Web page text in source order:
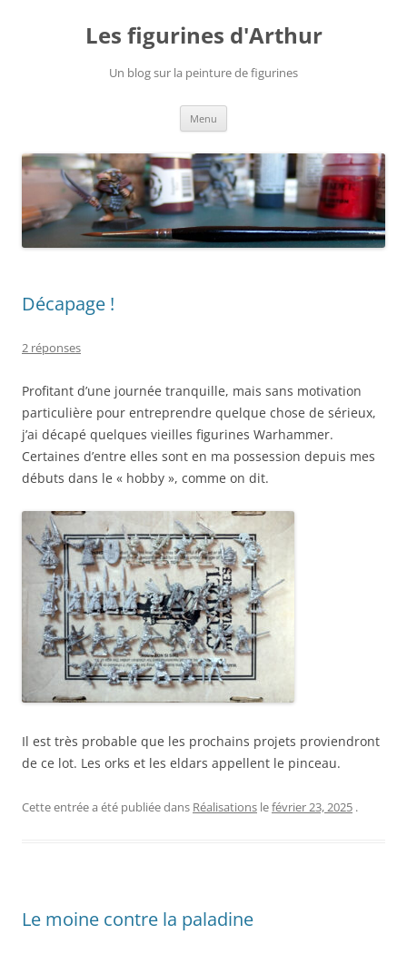
Les figurines d'Arthur
Un blog sur la peinture de figurines
Menu
Décapage !
2 réponses
Profitant d’une journée tranquille, mais sans motivation
particulière pour entreprendre quelque chose de sérieux,
j’ai décapé quelques vieilles figurines Warhammer.
Certaines d’entre elles sont en ma possession depuis mes
débuts dans le « hobby », comme on dit.
Il est très probable que les prochains projets proviendront
de ce lot. Les orks et les eldars appellent le pinceau.
Cette entrée a été publiée dans Réalisations lefévrier 23, 2025 .
Le moine contre la paladine